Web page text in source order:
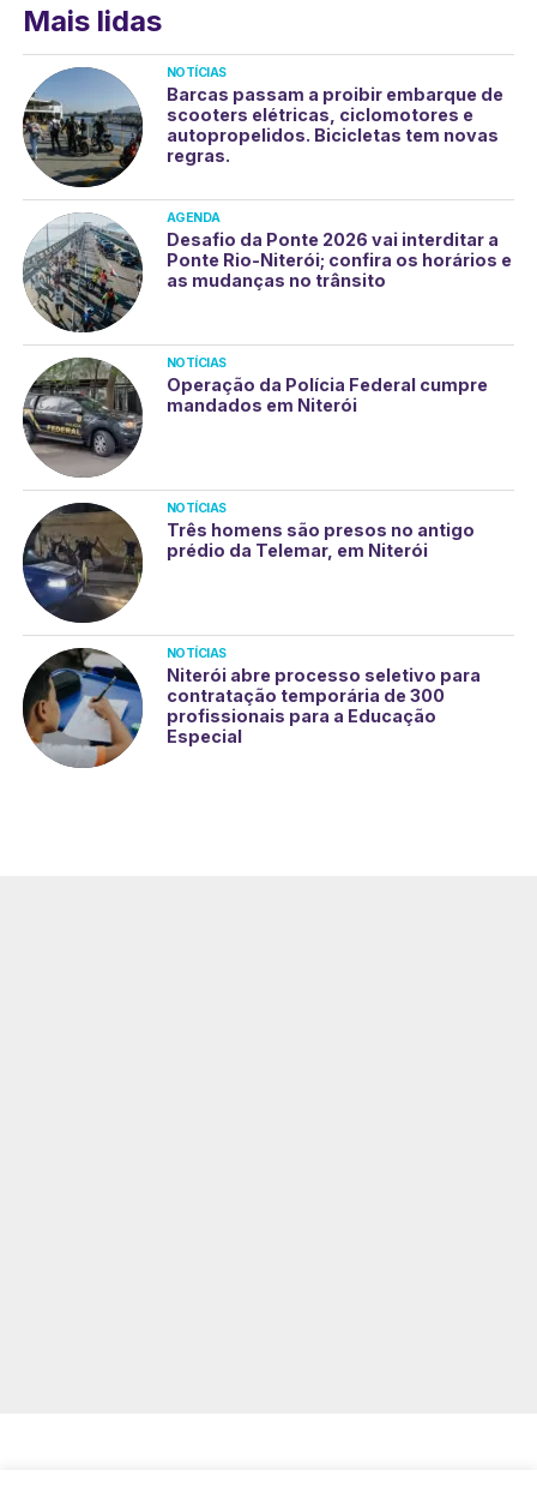
Mais lidas
NOTÍCIAS
Barcas passam a proibir embarque de
scooters elétricas, ciclomotores e
autopropelidos. Bicicletas tem novas
regras.
AGENDA
Desafio da Ponte 2026 vai interditar a
Ponte Rio-Niterói; confira os horários e
as mudanças no trânsito
NOTÍCIAS
Operação da Polícia Federal cumpre
mandados em Niterói
NOTÍCIAS
Três homens são presos no antigo
prédio da Telemar, em Niterói
NOTÍCIAS
Niterói abre processo seletivo para
contratação temporária de 300
profissionais para a Educação
Especial